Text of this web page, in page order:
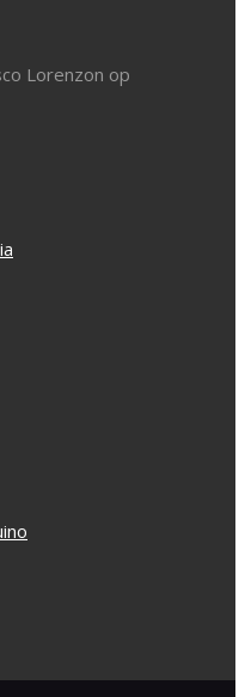
Lorenzon op